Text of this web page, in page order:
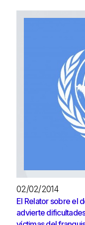
02/02/2014
El Relator sobre el
advierte